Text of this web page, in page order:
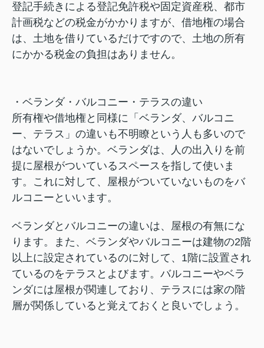
登記手続きによる登記免許税や固定資産税、都市
計画税などの税金がかかりますが、借地権の場合
は、土地を借りているだけですので、土地の所有
にかかる税金の負担はありません。
・ベランダ・バルコニー・テラスの違い
所有権や借地権と同様に「ベランダ、バルコニ
ー、テラス」の違いも不明瞭という人も多いので
はないでしょうか。ベランダは、人の出入りを前
提に屋根がついているスペースを指して使いま
す。これに対して、屋根がついていないものをバ
ルコニーといいます。
ベランダとバルコニーの違いは、屋根の有無にな
ります。また、ベランダやバルコニーは建物の2階
以上に設定されているのに対して、1階に設置され
ているのをテラスとよびます。バルコニーやベラ
ンダには屋根が関連しており、テラスには家の階
層が関係していると覚えておくと良いでしょう。